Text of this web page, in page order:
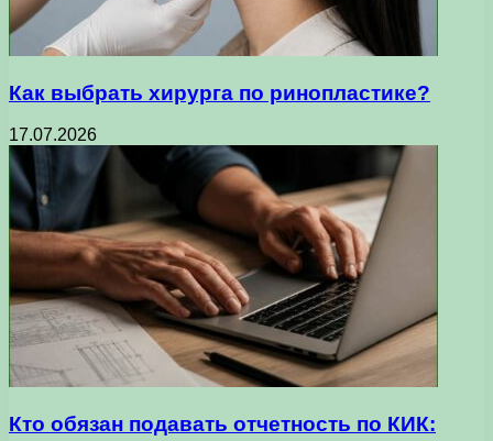
Как выбрать хирурга по ринопластике?
17.07.2026
Кто обязан подавать отчетность по КИК: